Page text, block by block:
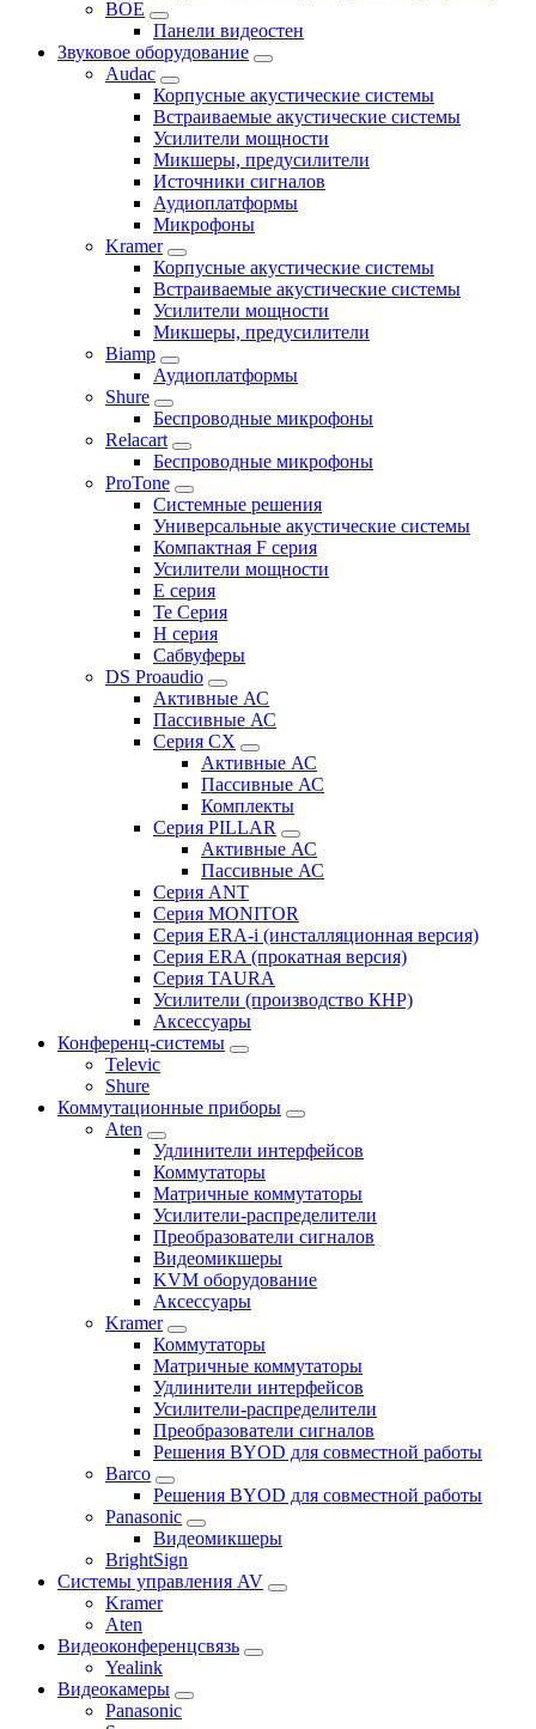
BOE
Панели видеостен
Звуковое оборудование
Audac
Корпусные акустические системы
Встраиваемые акустические системы
Усилители мощности
Микшеры, предусилители
Источники сигналов
Аудиоплатформы
Микрофоны
Kramer
Корпусные акустические системы
Встраиваемые акустические системы
Усилители мощности
Микшеры, предусилители
Biamp
Аудиоплатформы
Shure
Беспроводные микрофоны
Relacart
Беспроводные микрофоны
ProTone
Системные решения
Универсальные акустические системы
Компактная F серия
Усилители мощности
E серия
Te Серия
H серия
Сабвуферы
DS Proaudio
Активные АС
Пассивные АС
Серия CX
Активные АС
Пассивные АС
Комплекты
Серия PILLAR
Активные АС
Пассивные АС
Серия ANT
Серия MONITOR
Серия ERA-i (инсталляционная версия)
Серия ERA (прокатная версия)
Серия TAURA
Усилители (производство КНР)
Аксессуары
Конференц-системы
Televic
Shure
Коммутационные приборы
Aten
Удлинители интерфейсов
Коммутаторы
Матричные коммутаторы
Усилители-распределители
Преобразователи сигналов
Видеомикшеры
KVM оборудование
Аксессуары
Kramer
Коммутаторы
Матричные коммутаторы
Удлинители интерфейсов
Усилители-распределители
Преобразователи сигналов
Решения BYOD для совместной работы
Barco
Решения BYOD для совместной работы
Panasonic
Видеомикшеры
BrightSign
Системы управления AV
Kramer
Aten
Видеоконференцсвязь
Yealink
Видеокамеры
Panasonic